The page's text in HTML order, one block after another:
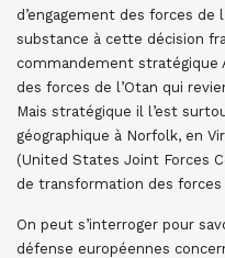
d’engagement des forces de
substance à cette décision
commandement stratégique
des forces de l’Otan qui
Mais stratégique il l’est
géographique à Norfolk, en
(United States Joint Forces
de transformation des
On peut s’interroger pour
défense européennes